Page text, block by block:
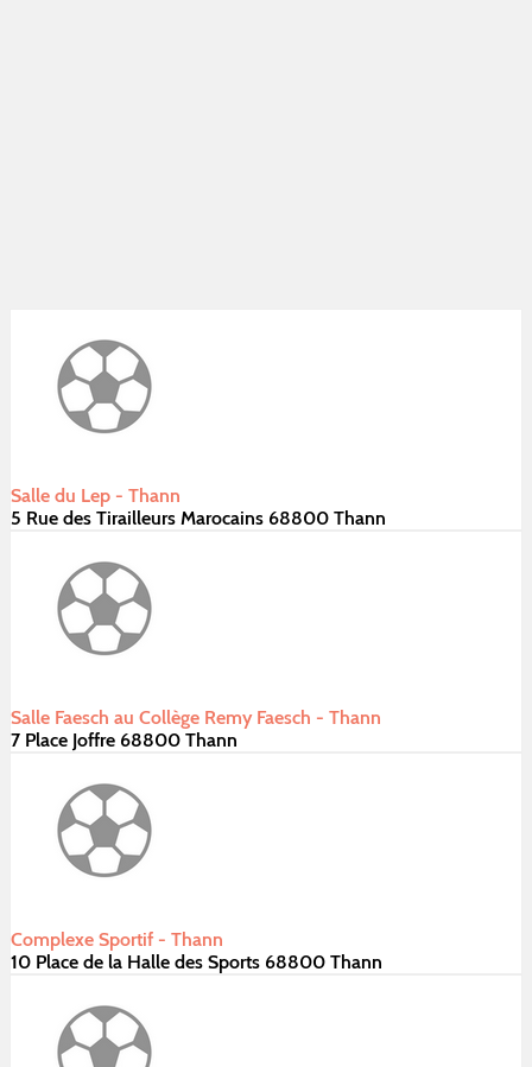
Salle du Lep - Thann
5 Rue des Tirailleurs Marocains 68800 Thann
Salle Faesch au Collège Remy Faesch - Thann
7 Place Joffre 68800 Thann
Complexe Sportif - Thann
10 Place de la Halle des Sports 68800 Thann